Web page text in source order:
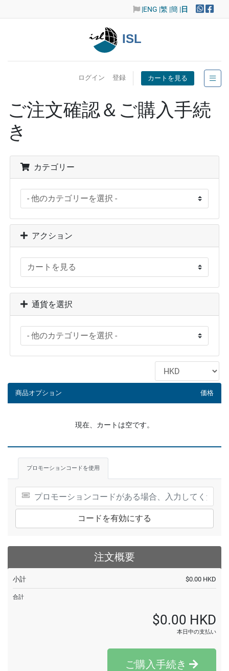
|ENG |繁 |簡 |日
ISL
ログイン 登録 カートを見る
ご注文確認＆ご購入手続
き
カテゴリー
アクション
通貨を選択
商品オプション 価格
現在、カートは空です。
プロモーションコードを使用
コードを有効にする
注文概要
小計 $0.00 HKD
合計
$0.00 HKD
本日中の支払い
ご購入手続き